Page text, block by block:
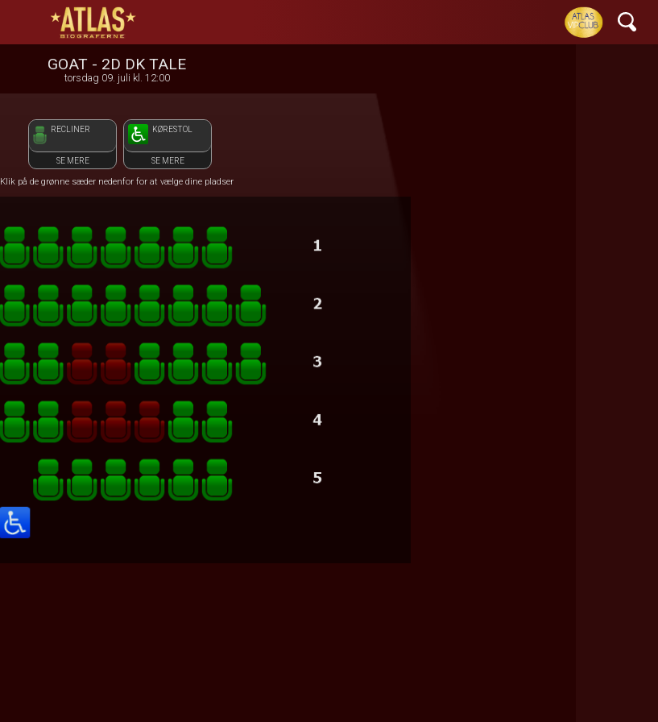
ATLAS Biograferne
GOAT - 2D DK TALE
torsdag 09. juli kl. 12:00
RECLINER
SE MERE
KØRESTOL
SE MERE
Klik på de grønne sæder nedenfor for at vælge dine pladser
1step-front02 093510